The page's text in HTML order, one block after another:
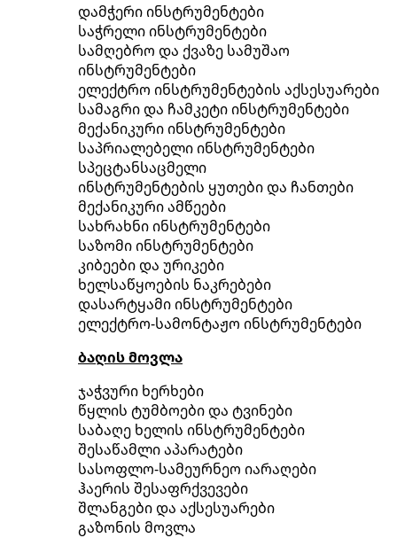
დამჭერი ინსტრუმენტები
საჭრელი ინსტრუმენტები
სამღებრო და ქვაზე სამუშაო
ინსტრუმენტები
ელექტრო ინსტრუმენტების აქსესუარები
სამაგრი და ჩამკეტი ინსტრუმენტები
მექანიკური ინსტრუმენტები
საპრიალებელი ინსტრუმენტები
სპეცტანსაცმელი
ინსტრუმენტების ყუთები და ჩანთები
მექანიკური ამწეები
სახრახნი ინსტრუმენტები
საზომი ინსტრუმენტები
კიბეები და ურიკები
ხელსაწყოების ნაკრებები
დასარტყამი ინსტრუმენტები
ელექტრო-სამონტაჟო ინსტრუმენტები
ბაღის მოვლა
ჯაჭვური ხერხები
წყლის ტუმბოები და ტვინები
საბაღე ხელის ინსტრუმენტები
შესაწამლი აპარატები
სასოფლო-სამეურნეო იარაღები
ჰაერის შესაფრქვევები
შლანგები და აქსესუარები
გაზონის მოვლა